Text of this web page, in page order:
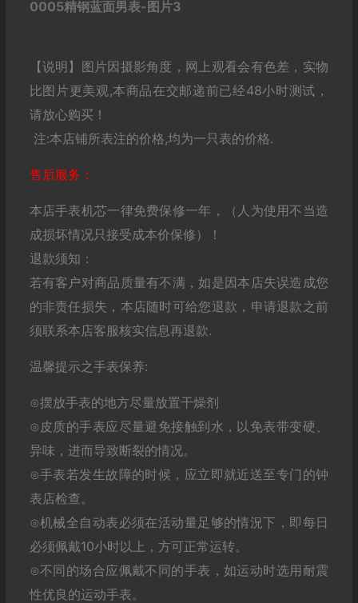
【说明】图片因摄影角度，网上观看会有色差，实物
比图片更美观,本商品在交邮递前已经48小时测试，
请放心购买！
注:本店铺所表注的价格,均为一只表的价格.
售后服务：
本店手表机芯一律免费保修一年，（人为使用不当造
成损坏情况只接受成本价保修）！
退款须知：
若有客户对商品质量有不满，如是因本店失误造成您
的非责任损失，本店随时可给您退款，申请退款之前
须联系本店客服核实信息再退款.
温馨提示之手表保养:
⊙摆放手表的地方尽量放置干燥剂
⊙皮质的手表应尽量避免接触到水，以免表带变硬、
异味，进而导致断裂的情况。
⊙手表若发生故障的时候，应立即就近送至专门的钟
表店检查。
⊙机械全自动表必须在活动量足够的情況下，即每日
必须佩戴10小时以上，方可正常运转。
⊙不同的场合应佩戴不同的手表，如运动时选用耐震
性优良的运动手表。